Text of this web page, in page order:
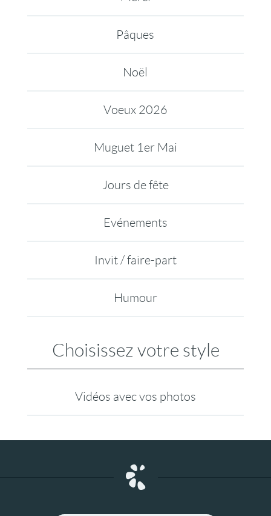
Pâques
Noël
Voeux 2026
Muguet 1er Mai
Jours de fête
Evénements
Invit / faire-part
Humour
Choisissez votre style
Vidéos avec vos photos